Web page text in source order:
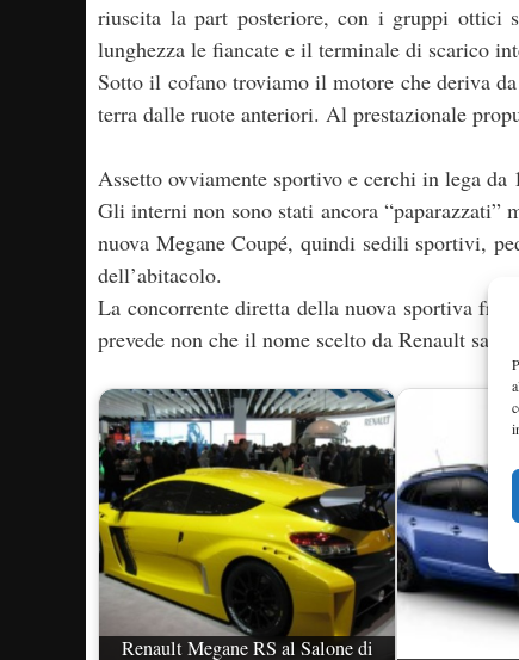
riuscita la part posteriore, con i gruppi ottici
lunghezza le fiancate e il terminale di scarico
Sotto il cofano troviamo il motore che deriva
terra dalle ruote anteriori. Al prestazionale
Assetto ovviamente sportivo e cerchi in lega
Gli interni non sono stati ancora “paparazzati”
nuova Megane Coupé, quindi sedili sportivi,
dell’abitacolo.
La concorrente diretta della nuova sportiva
prevede non che il nome scelto da Renault sarà
Renault Megane RS al Salone di